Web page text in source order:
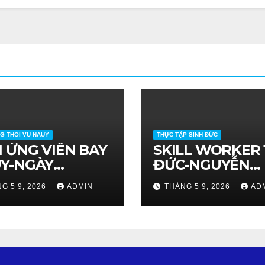
THOI VU NAUY
ỨNG VIÊN BAY
NGÀY
2026
5 9, 2026 ADMIN
THỰC TẬP SINH ĐỨC
SKILL WORKER
ĐỨC-NGUYỄN
THƯƠNG
THÁNG 5 9, 2026